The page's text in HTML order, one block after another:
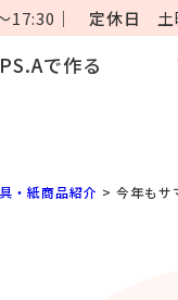
｜ 定休日
で作る
・紙商品紹介 > 今年もサ